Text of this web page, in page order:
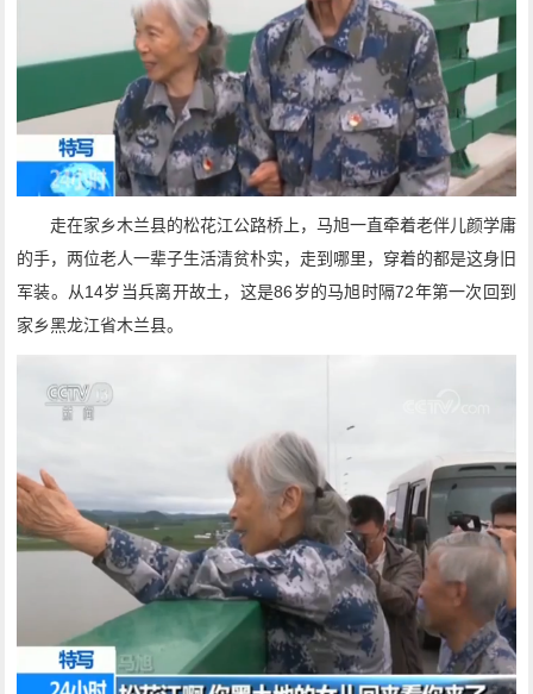
走在家乡木兰县的松花江公路桥上，马旭一直牵着老伴儿颜学庸
的手，两位老人一辈子生活清贫朴实，走到哪里，穿着的都是这身旧
军装。从14岁当兵离开故土，这是86岁的马旭时隔72年第一次回到
家乡黑龙江省木兰县。